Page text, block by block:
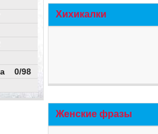
0/98
Хихикалки
Женские фразы